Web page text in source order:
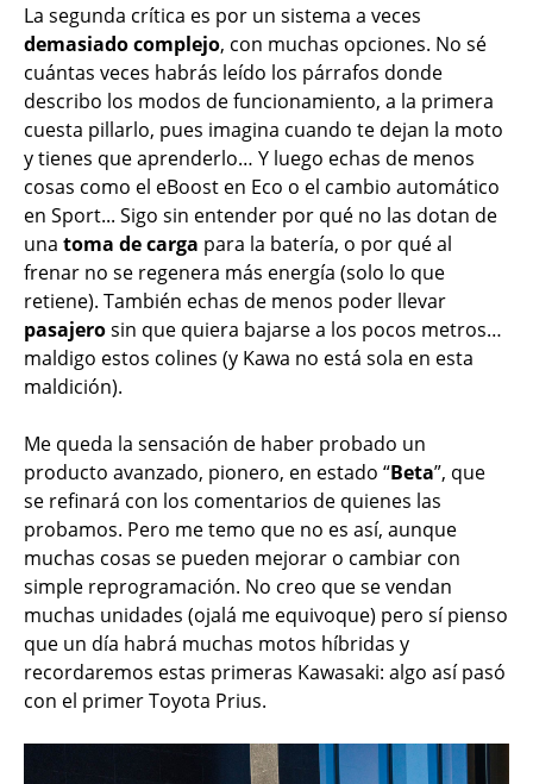
La segunda crítica es por un sistema a veces
demasiado complejo, con muchas opciones. No sé
cuántas veces habrás leído los párrafos donde
describo los modos de funcionamiento, a la primera
cuesta pillarlo, pues imagina cuando te dejan la moto
y tienes que aprenderlo… Y luego echas de menos
cosas como el eBoost en Eco o el cambio automático
en Sport... Sigo sin entender por qué no las dotan de
una toma de carga para la batería, o por qué al
frenar no se regenera más energía (solo lo que
retiene). También echas de menos poder llevar
pasajerosin que quiera bajarse a los pocos metros…
maldigo estos colines (y Kawa no está sola en esta
maldición).
Me queda la sensación de haber probado un
producto avanzado, pionero, en estado “Beta”, que
se refinará con los comentarios de quienes las
probamos. Pero me temo que no es así, aunque
muchas cosas se pueden mejorar o cambiar con
simple reprogramación. No creo que se vendan
muchas unidades (ojalá me equivoque) pero sí pienso
que un día habrá muchas motos híbridas y
recordaremos estas primeras Kawasaki: algo así pasó
con el primer Toyota Prius.